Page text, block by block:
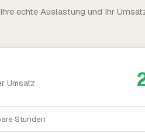
echte Auslastung und Ihr
Umsatz
Stunden